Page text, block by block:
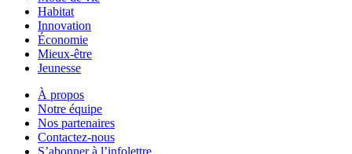
Habitat
Innovation
Économie
Mieux-être
Jeunesse
À propos
Notre équipe
Nos partenaires
Contactez-nous
S’abonner à l’infolettre